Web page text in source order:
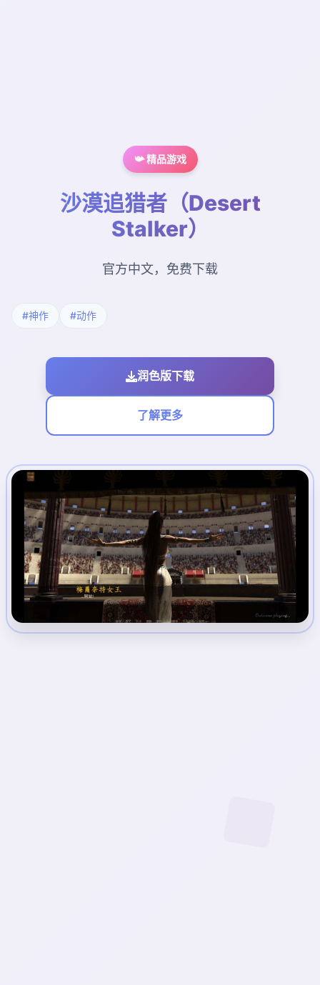
📯 精品游戏
沙漠追猎者（Desert
Stalker）
官方中文，免费下载
#神作 #动作
润色版下载
了解更多